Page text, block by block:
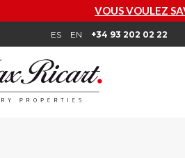
VOUS VOULEZ SAVOIR COMBIEN
ES EN +34 93 202 02 22